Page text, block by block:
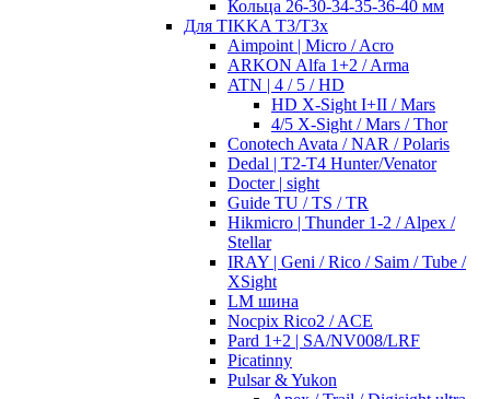
Кольца 26-30-34-35-36-40 мм
Для TIKKA T3/T3x
Aimpoint | Micro / Acro
ARKON Alfa 1+2 / Arma
ATN | 4 / 5 / HD
HD X-Sight I+II / Mars
4/5 X-Sight / Mars / Thor
Conotech Avata / NAR / Polaris
Dedal | T2-T4 Hunter/Venator
Docter | sight
Guide TU / TS / TR
Hikmicro | Thunder 1-2 / Alpex /
Stellar
IRAY | Geni / Rico / Saim / Tube /
XSight
LM шина
Nocpix Rico2 / ACE
Pard 1+2 | SA/NV008/LRF
Picatinny
Pulsar & Yukon